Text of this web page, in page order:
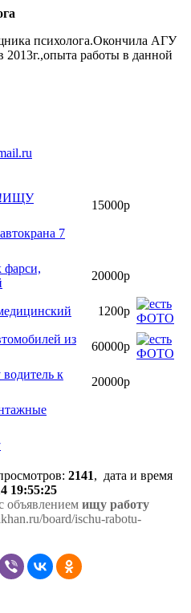
психолога.Окончила АГУ
работы в данной
15000р
7
фарси,
20000р
1200р
из
60000р
к
20000р
: 2141, дата и время
19:55:25
объявлением ищу работу
board/ischu-rabotu-